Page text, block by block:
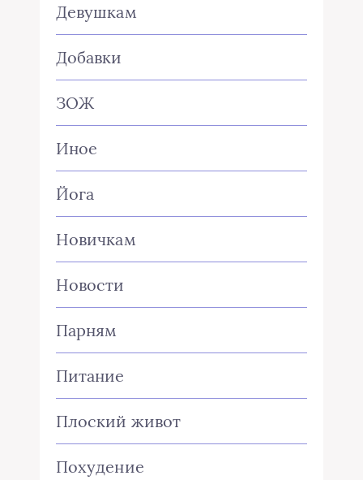
Девушкам
Добавки
ЗОЖ
Иное
Йога
Новичкам
Новости
Парням
Питание
Плоский живот
Похудение